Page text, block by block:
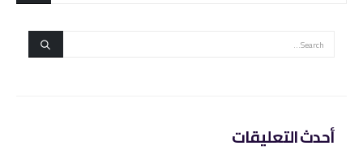
أحدث التعليقات